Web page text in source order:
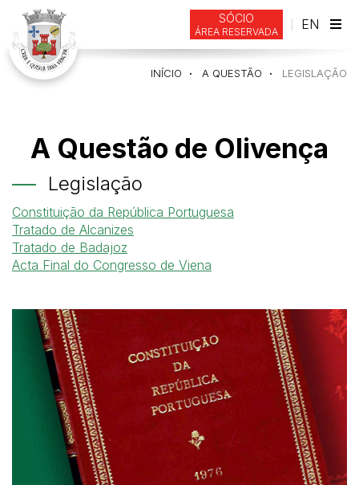
SÓCIO
ÁREA RESERVADA
EN
INÍCIO A QUESTÃO LEGISLAÇÃO
A Questão de Olivença
Legislação
Constituição da República Portuguesa
Tratado de Alcanizes
Tratado de Badajoz
Acta Final do Congresso de Viena